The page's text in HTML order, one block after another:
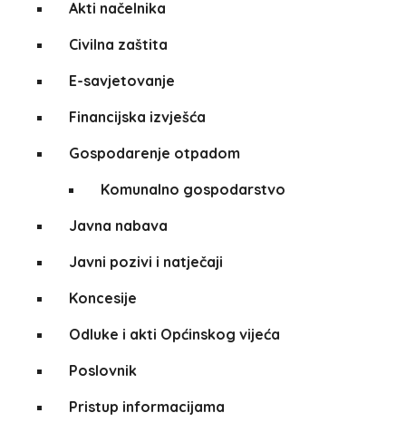
Akti načelnika
Civilna zaštita
E-savjetovanje
Financijska izvješća
Gospodarenje otpadom
Komunalno gospodarstvo
Javna nabava
Javni pozivi i natječaji
Koncesije
Odluke i akti Općinskog vijeća
Poslovnik
Pristup informacijama